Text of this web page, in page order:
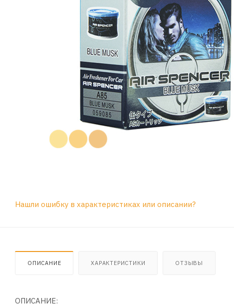
Нашли ошибку в характеристиках или описании?
ОПИСАНИЕ ХАРАКТЕРИСТИКИ ОТЗЫВЫ
ОПИСАНИЕ: